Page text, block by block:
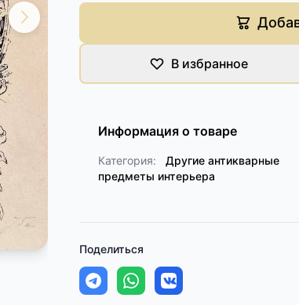
В избранное
Информация о товаре
Категория:
Другие антикварные
предметы интерьера
Поделиться